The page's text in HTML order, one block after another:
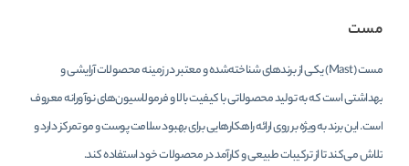
مست
مست (Mast) یکی از برندهای شناخته‌شده و معتبر در زمینه محصولات آرایشی و
بهداشتی است که به تولید محصولاتی با کیفیت بالا و فرمولاسیون‌های نوآورانه معروف
است. این برند به ویژه بر روی ارائه راهکارهایی برای بهبود سلامت پوست و مو تمرکز دارد و
تلاش می‌کند تا از ترکیبات طبیعی و کارآمد در محصولات خود استفاده کند.